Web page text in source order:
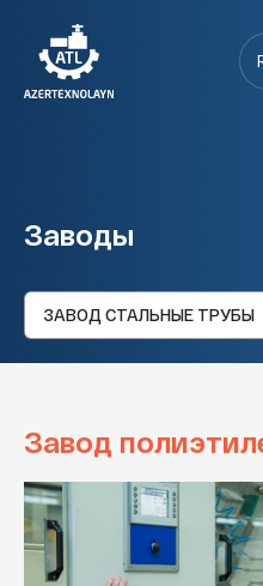
Заводы
Завод